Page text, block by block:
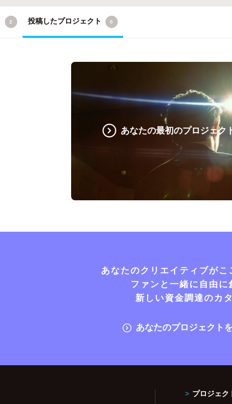
2 投稿したプロジェクト 0
あなたの最初のプロジェク
あなたのクリエイティブが
ファンと一緒に自由に
新しい資金調達のカ
あなたのプロジェクト
プロジェク